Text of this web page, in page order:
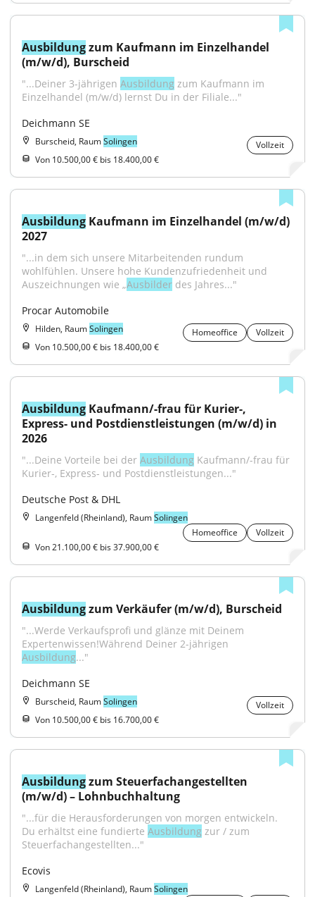
Ausbildung zum Kaufmann im Einzelhandel
(m/w/d), Burscheid
"...Deiner 3-jährigen Ausbildung zum Kaufmann im
Einzelhandel (m/w/d) lernst Du in der Filiale..."
Deichmann SE
Burscheid, RaumSolingen
Vollzeit
Von 10.500,00 € bis 18.400,00 €
Ausbildung Kaufmann im Einzelhandel (m/w/d)
2027
"...in dem sich unsere Mitarbeitenden rundum
wohlfühlen. Unsere hohe Kundenzufriedenheit und
Auszeichnungen wie „Ausbilder des Jahres..."
Procar Automobile
Hilden, RaumSolingen Homeoffice
Vollzeit
Von 10.500,00 € bis 18.400,00 €
Ausbildung Kaufmann/-frau für Kurier-,
Express- und Postdienstleistungen (m/w/d) in
2026
"...Deine Vorteile bei der Ausbildung Kaufmann/-frau für
Kurier-, Express- und Postdienstleistungen..."
Deutsche Post & DHL
Langenfeld (Rheinland), RaumSolingen
Homeoffice
Vollzeit
Von 21.100,00 € bis 37.900,00 €
Ausbildung zum Verkäufer (m/w/d), Burscheid
"...Werde Verkaufsprofi und glänze mit Deinem
Ausbildung..."
Deichmann SE
Burscheid, RaumSolingen
Vollzeit
Von 10.500,00 € bis 16.700,00 €
Ausbildung zum Steuerfachangestellten
(m/w/d) – Lohnbuchhaltung
"...für die Herausforderungen von morgen entwickeln.
Du erhältst eine fundierte Ausbildung zur / zum
Steuerfachangestellten..."
Ecovis
Langenfeld (Rheinland), RaumSolingen